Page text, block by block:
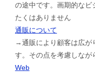
の途中です。画期的なビ
たくはありません
通販について
→通販により顧客は広が
す。その点を考慮しなが
Web